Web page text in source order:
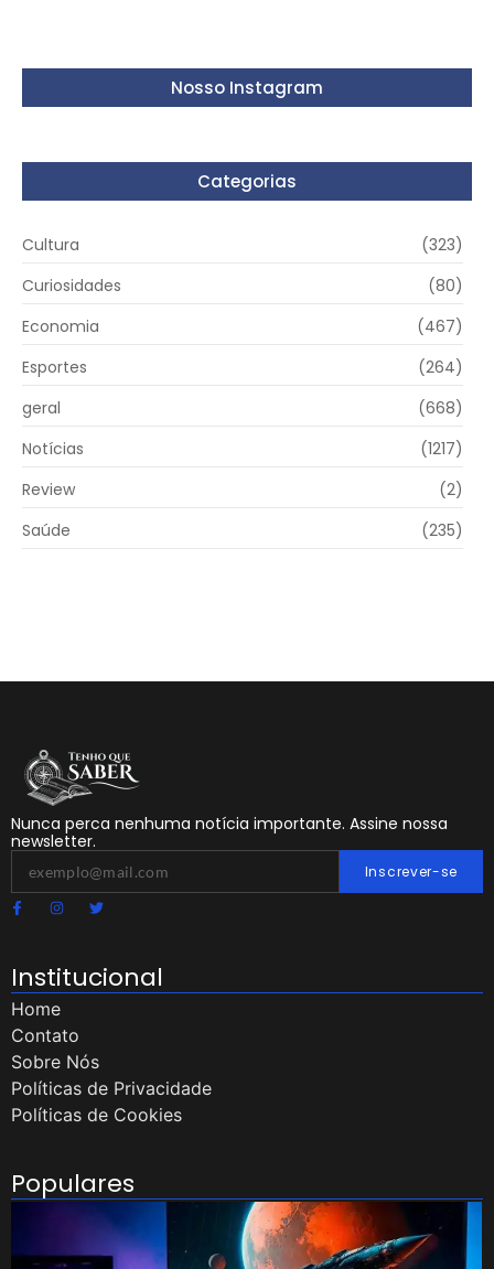
Nosso Instagram
Categorias
Cultura
(323)
Curiosidades
(80)
Economia
(467)
Esportes
(264)
geral
(668)
Notícias
(1217)
Review
(2)
Saúde
(235)
Nunca perca nenhuma notícia importante. Assine nossa
newsletter.
Inscrever-se
Institucional
Home
Contato
Sobre Nós
Políticas de Privacidade
Políticas de Cookies
Populares